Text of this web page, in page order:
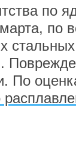
по
по
По